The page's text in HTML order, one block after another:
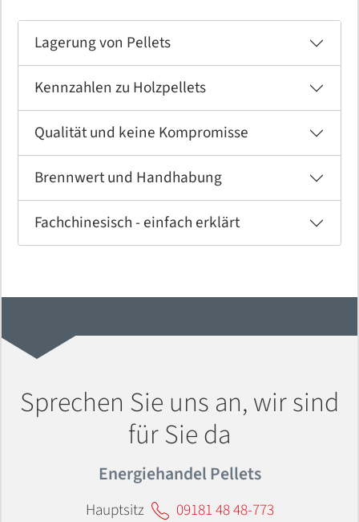
Lagerung von Pellets
Kennzahlen zu Holzpellets
Qualität und keine Kompromisse
Brennwert und Handhabung
Fachchinesisch - einfach erklärt
Sprechen Sie uns an, wir sind
für Sie da
Energiehandel Pellets
Hauptsitz
09181 48 48-773